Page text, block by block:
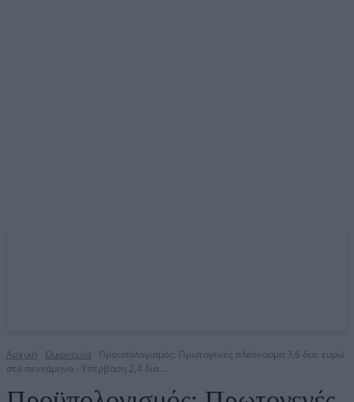
Αρχική Οικονομία
Προϋπολογισμός: Πρωτογενές πλεόνασμα 3,6 δισ. ευρώ
στο πεντάμηνο - Υπέρβαση 2,4 δισ....